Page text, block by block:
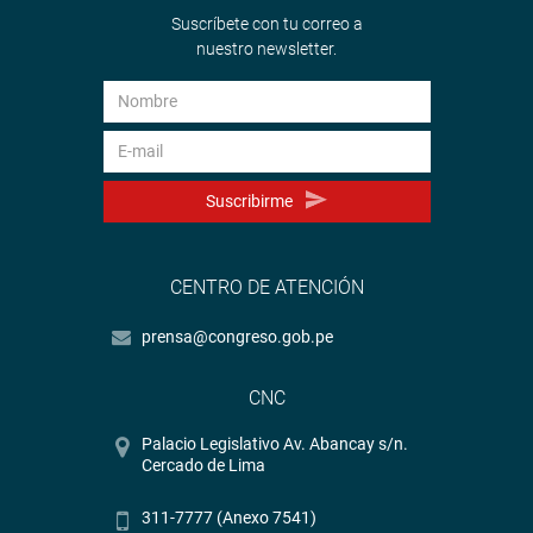
Suscríbete con tu correo a
nuestro newsletter.
Suscribirme
CENTRO DE ATENCIÓN
prensa@congreso.gob.pe
CNC
Palacio Legislativo Av. Abancay s/n.
Cercado de Lima
311-7777 (Anexo 7541)